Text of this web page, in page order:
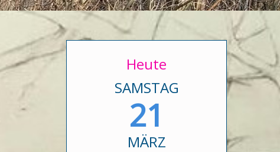
Heute
SAMSTAG
21
MÄRZ